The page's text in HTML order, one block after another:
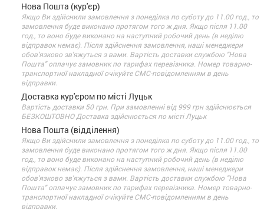
Нова Пошта (кур'єр)
Якщо Ви здійснили замовлення з понеділка по суботу до 11.00 год., то
замовлення буде виконано протягом того ж дня. Якщо після 11.00
год., то воно буде виконано на наступний робочий день (в неділю
відправок немає). Після здійснення замовлення, наші менеджери
обов'язково зв'яжуться з вами. Вартість доставки службою "Нова
Пошта" оплачує замовник по тарифах перевізника. Номер товарно-
транспортної накладної очікуйте СМС-повідомленням в день
відправки.
Доставка кур'єром по місті Луцьк
Вартість доставки 50 грн. При замовленні від 999 грн здійснюється
БЕЗКОШТОВНО Доставка здійснюється по місті Луцьк
Нова Пошта (відділення)
Якщо Ви здійснили замовлення з понеділка по суботу до 11.00 год., то
замовлення буде виконано протягом того ж дня. Якщо після 11.00
год., то воно буде виконано на наступний робочий день (в неділю
відправок немає). Після здійснення замовлення, наші менеджери
обов'язково зв'яжуться з вами. Вартість доставки службою "Нова
Пошта" оплачує замовник по тарифах перевізника. Номер товарно-
транспортної накладної очікуйте СМС-повідомленням в день
відправки.